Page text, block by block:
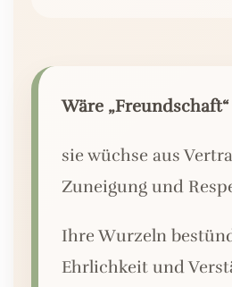
Wäre
sie wüchse aus
Zuneigung und
Ihre Wurzeln
Ehrlichkeit und